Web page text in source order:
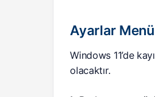
Ayarlar
Windows 11’de
olacaktır.